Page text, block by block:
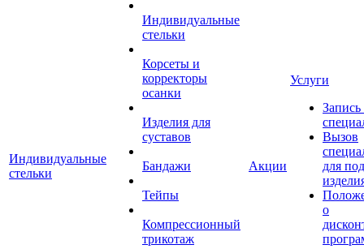
Индивидуальные
стельки
Индивидуальные
стельки
Корсеты и
корректоры
осанки
Изделия для
суставов
Бандажи
Тейпы
Компрессионный
трикотаж
Акции
Услуги
Запись
Вызов
для
о